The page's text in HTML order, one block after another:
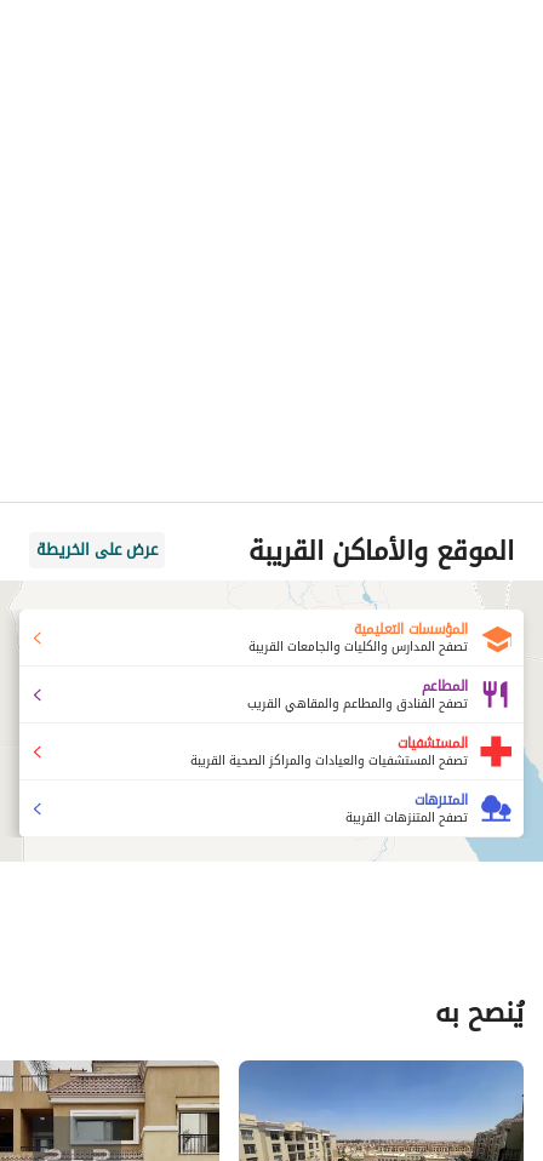
الموقع والأماكن القريبة عرض على الخريطة
المؤسسات التعليمية
تصفح المدارس والكليات والجامعات القريبة
المطاعم
تصفح الفنادق والمطاعم والمقاهي القريب
المستشفيات
تصفح المستشفيات والعيادات والمراكز الصحية القريبة
المتنزهات
تصفح المتنزهات القريبة
يُنصح به